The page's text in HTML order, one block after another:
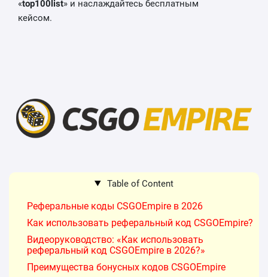
«top100list» и наслаждайтесь бесплатным
кейсом.
Table of Content
Реферальные коды CSGOEmpire в 2026
Как использовать реферальный код CSGOEmpire?
Видеоруководство: «Как использовать
реферальный код CSGOEmpire в 2026?»
Преимущества бонусных кодов CSGOEmpire